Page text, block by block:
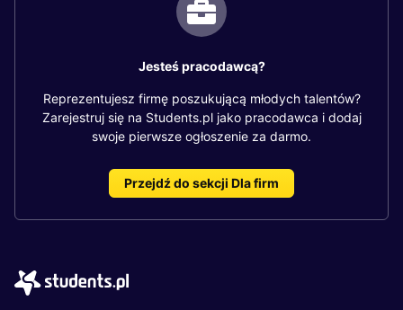
Jesteś pracodawcą?
Reprezentujesz firmę poszukującą młodych talentów?
Zarejestruj się na Students.pl jako pracodawca i dodaj
swoje pierwsze ogłoszenie za darmo.
Przejdź do sekcji Dla firm